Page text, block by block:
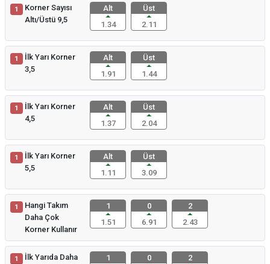
1
Korner Sayısı
Altı/Üstü 9,5
Alt
1.34
Üst
2.11
1
İlk Yarı Korner
3,5
Alt
1.91
Üst
1.44
1
İlk Yarı Korner
4,5
Alt
1.37
Üst
2.04
1
İlk Yarı Korner
5,5
Alt
1.11
Üst
3.09
1
Hangi Takım
Daha Çok
Korner Kullanır
1
1.51
0
6.91
2
2.43
1
İlk Yarıda Daha
1
0
2